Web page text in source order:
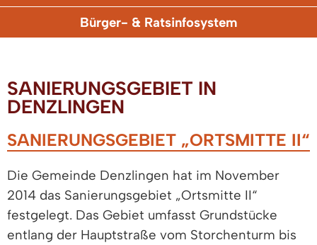
Bürger- & Ratsinfosystem
SANIERUNGSGEBIET IN
DENZLINGEN
SANIERUNGSGEBIET „ORTSMITTE II“
Die Gemeinde Denzlingen hat im November
2014 das Sanierungsgebiet „Ortsmitte II“
festgelegt. Das Gebiet umfasst Grundstücke
entlang der Hauptstraße vom Storchenturm bis